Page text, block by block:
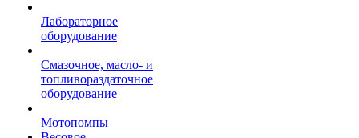
Лабораторное
оборудование
Смазочное, масло- и
топливораздаточное
оборудование
Мотопомпы